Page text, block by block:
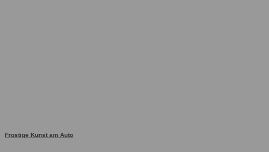
Frostige Kunst am Auto